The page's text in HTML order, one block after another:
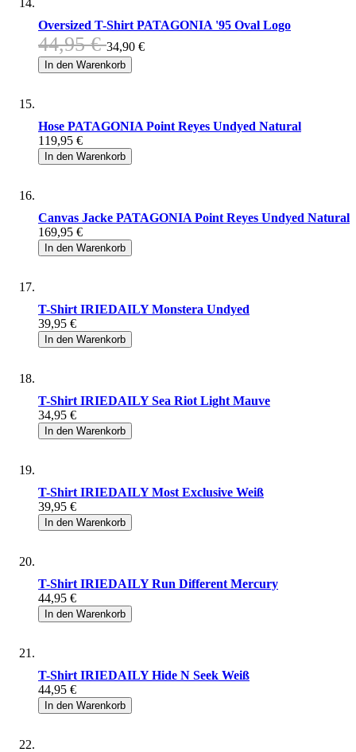
Oversized T-Shirt PATAGONIA '95 Oval Logo
44,95 € 34,90 €
In den Warenkorb
Hose PATAGONIA Point Reyes Undyed Natural
119,95 €
In den Warenkorb
Canvas Jacke PATAGONIA Point Reyes Undyed Natural
169,95 €
In den Warenkorb
T-Shirt IRIEDAILY Monstera Undyed
39,95 €
In den Warenkorb
T-Shirt IRIEDAILY Sea Riot Light Mauve
34,95 €
In den Warenkorb
T-Shirt IRIEDAILY Most Exclusive Weiß
39,95 €
In den Warenkorb
T-Shirt IRIEDAILY Run Different Mercury
44,95 €
In den Warenkorb
T-Shirt IRIEDAILY Hide N Seek Weiß
44,95 €
In den Warenkorb